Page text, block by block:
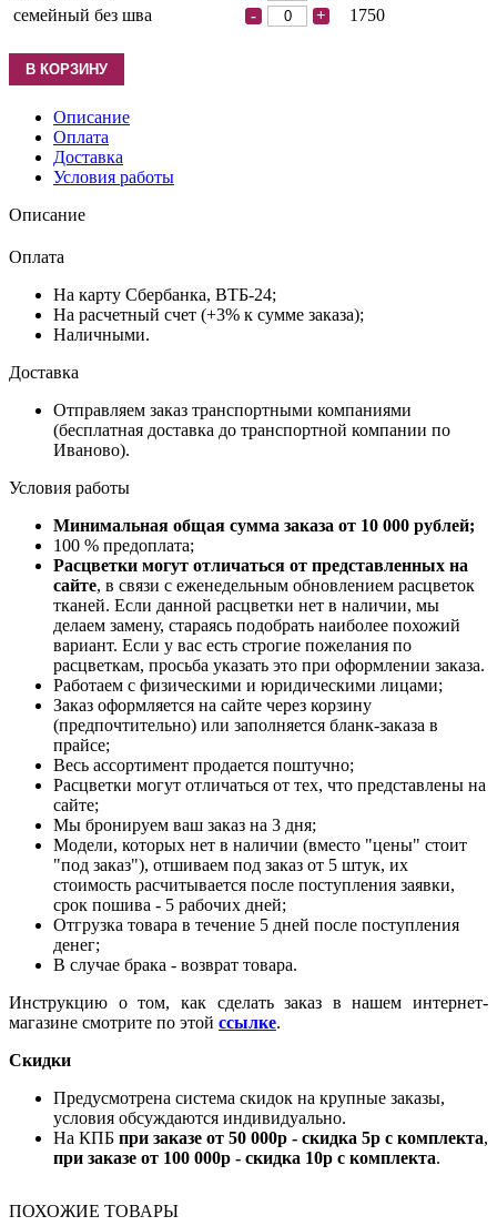
семейный без шва
- + 1750
Описание
Оплата
Доставка
Условия работы
Описание
Оплата
На карту Сбербанка, ВТБ-24;
На расчетный счет (+3% к сумме заказа);
Наличными.
Доставка
Отправляем заказ транспортными компаниями
(бесплатная доставка до транспортной компании по
Иваново).
Условия работы
Минимальная общая сумма заказа от 10 000 рублей;
100 % предоплата;
Расцветки могут отличаться от представленных на
сайте, в связи с еженедельным обновлением расцветок
тканей. Если данной расцветки нет в наличии, мы
делаем замену, стараясь подобрать наиболее похожий
вариант. Если у вас есть строгие пожелания по
расцветкам, просьба указать это при оформлении заказа.
Работаем с физическими и юридическими лицами;
Заказ оформляется на сайте через корзину
(предпочтительно) или заполняется бланк-заказа в
прайсе;
Весь ассортимент продается поштучно;
Расцветки могут отличаться от тех, что представлены на
сайте;
Мы бронируем ваш заказ на 3 дня;
Модели, которых нет в наличии (вместо "цены" стоит
"под заказ"), отшиваем под заказ от 5 штук, их
стоимость расчитывается после поступления заявки,
срок пошива - 5 рабочих дней;
Отгрузка товара в течение 5 дней после поступления
денег;
В случае брака - возврат товара.
Инструкцию о том, как сделать заказ в нашем интернет-
магазине смотрите по этой ссылке.
Скидки
Предусмотрена система скидок на крупные заказы,
условия обсуждаются индивидуально.
На КПБ при заказе от 50 000р - скидка 5р с комплекта,
при заказе от 100 000р - скидка 10р с комплекта.
ПОХОЖИЕ ТОВАРЫ